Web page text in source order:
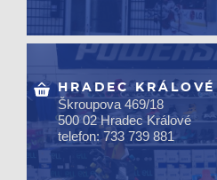
HRADEC KRÁLOVÉ
Škroupova 469/18
500 02 Hradec Králové
telefon: 733 739 881